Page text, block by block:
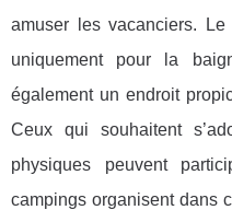
amuser les vacanciers.
uniquement pour la
également un endroit
Ceux qui souhaitent
physiques peuvent
campings organisent dans